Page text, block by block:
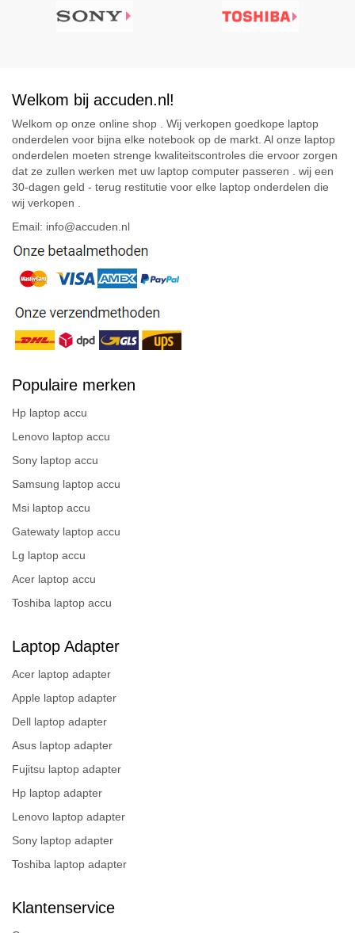
Welkom bij accuden.nl!
Welkom op onze online shop . Wij verkopen goedkope laptop
onderdelen voor bijna elke notebook op de markt. Al onze laptop
onderdelen moeten strenge kwaliteitscontroles die ervoor zorgen
dat ze zullen werken met uw laptop computer passeren . wij een
30-dagen geld - terug restitutie voor elke laptop onderdelen die
wij verkopen .
Email: info@accuden.nl
Populaire merken
Hp laptop accu
Lenovo laptop accu
Sony laptop accu
Samsung laptop accu
Msi laptop accu
Gatewaty laptop accu
Lg laptop accu
Acer laptop accu
Toshiba laptop accu
Laptop Adapter
Acer laptop adapter
Apple laptop adapter
Dell laptop adapter
Asus laptop adapter
Fujitsu laptop adapter
Hp laptop adapter
Lenovo laptop adapter
Sony laptop adapter
Toshiba laptop adapter
Klantenservice